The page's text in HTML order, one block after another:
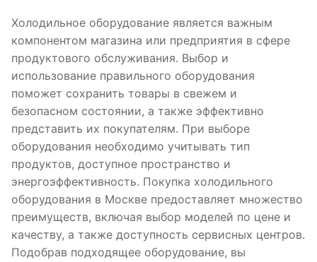
Холодильное оборудование является важным
компонентом магазина или предприятия в сфере
продуктового обслуживания. Выбор и
использование правильного оборудования
поможет сохранить товары в свежем и
безопасном состоянии, а также эффективно
представить их покупателям. При выборе
оборудования необходимо учитывать тип
продуктов, доступное пространство и
энергоэффективность. Покупка холодильного
оборудования в Москве предоставляет множество
преимуществ, включая выбор моделей по цене и
качеству, а также доступность сервисных центров.
Подобрав подходящее оборудование, вы